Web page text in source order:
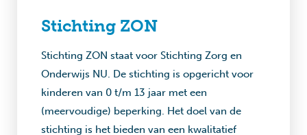
Stichting ZON
Stichting ZON staat voor Stichting Zorg en
Onderwijs NU. De stichting is opgericht voor
kinderen van 0 t/m 13 jaar met een
(meervoudige) beperking. Het doel van de
stichting is het bieden van een kwalitatief